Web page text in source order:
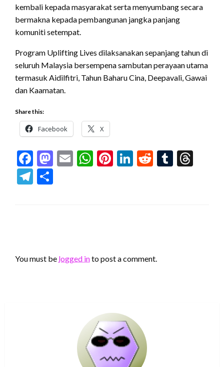
kembali kepada masyarakat serta menyumbang secara
bermakna kepada pembangunan jangka panjang
komuniti setempat.
Program Uplifting Lives dilaksanakan sepanjang tahun di
seluruh Malaysia bersempena sambutan perayaan utama
termasuk Aidilfitri, Tahun Baharu Cina, Deepavali, Gawai
dan Kaamatan.
Share this:
Facebook X
Facebook
Mastodon
EmailWhatsApp
Pinterest
LinkedIn
RedditTumblr
Telegram
You must be logged into post a comment.